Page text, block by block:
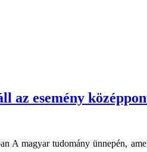
az esemény
A magyar tudomány ünnepén,